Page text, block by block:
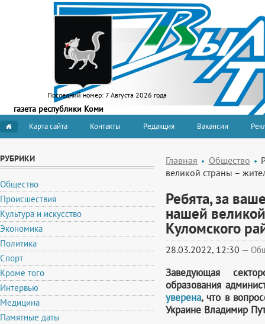
Последний номер: 7 Августа 2026 года
газета республики Коми
Карта сайта Контакты Редакция Вакансии
РУБРИКИ
Общество
Происшествия
Культура и искусство
Экономика
Политика
Спорт
Кроме того
Интервью
Медицина
Памятные даты
Главная Общество
великой страны –
Ребята, за
нашей
Куломского
28.03.2022, 12:30 —
Заведующая
образования
уверена, что в
Украине Владимир